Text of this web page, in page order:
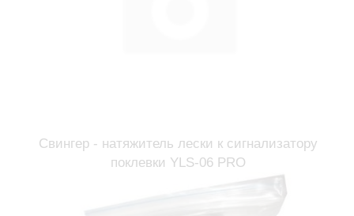
Свингер - натяжитель лески к сигнализатору
поклевки YLS-06 PRO